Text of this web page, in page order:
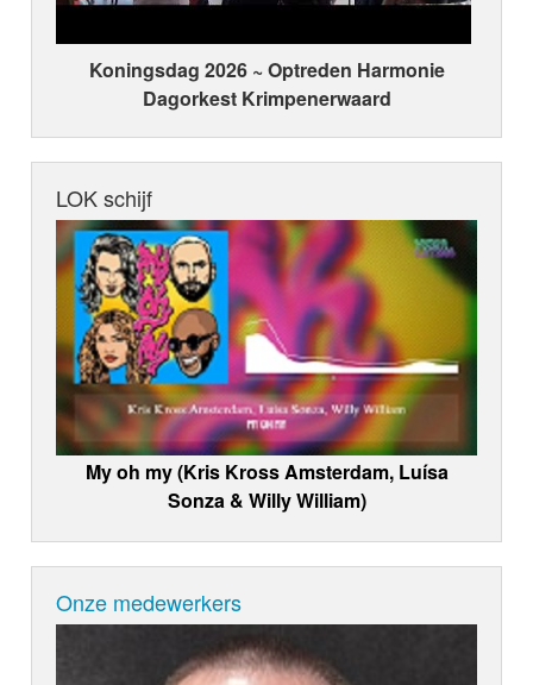
Koningsdag 2026 ~ Optreden Harmonie
Dagorkest Krimpenerwaard
LOK schijf
My oh my (Kris Kross Amsterdam, Luísa
Sonza & Willy William)
Onze medewerkers